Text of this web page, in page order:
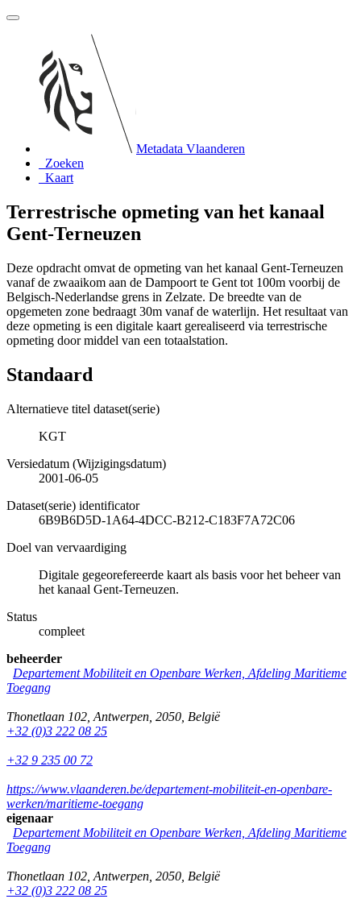
Metadata Vlaanderen
Zoeken
Kaart
Terrestrische opmeting van het kanaal
Gent-Terneuzen
Deze opdracht omvat de opmeting van het kanaal Gent-Terneuzen
vanaf de zwaaikom aan de Dampoort te Gent tot 100m voorbij de
Belgisch-Nederlandse grens in Zelzate. De breedte van de
opgemeten zone bedraagt 30m vanaf de waterlijn. Het resultaat van
deze opmeting is een digitale kaart gerealiseerd via terrestrische
opmeting door middel van een totaalstation.
Standaard
Alternatieve titel dataset(serie)
KGT
Versiedatum (Wijzigingsdatum)
2001-06-05
Dataset(serie) identificator
6B9B6D5D-1A64-4DCC-B212-C183F7A72C06
Doel van vervaardiging
Digitale gegeorefereerde kaart als basis voor het beheer van
het kanaal Gent-Terneuzen.
Status
compleet
beheerder
Departement Mobiliteit en Openbare Werken, Afdeling Maritieme
Toegang
Thonetlaan 102 Antwerpen 2050 België
+32 (0)3 222 08 25
+32 9 235 00 72
https://www.vlaanderen.be/departement-mobiliteit-en-openbare-
werken/maritieme-toegang
eigenaar
Departement Mobiliteit en Openbare Werken, Afdeling Maritieme
Toegang
Thonetlaan 102 Antwerpen 2050 België
+32 (0)3 222 08 25